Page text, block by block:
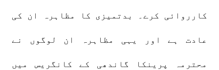
کارروائی کرے۔ بدتمیزی کا مظاہرہ ان کی
عادت ہے اور یہی مظاہرہ ان لوگوں نے
محترمہ پرینکا گاندھی کے کانگریس میں